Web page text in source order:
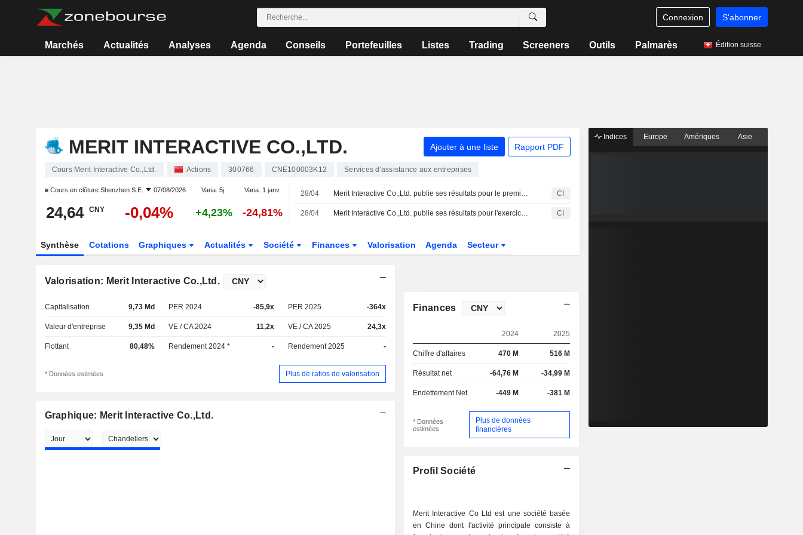
Connexion S'abonner
Marchés Actualités Analyses Agenda Conseils Portefeuilles Listes Trading Screeners Outils Palmarès Édition suisse
MERIT INTERACTIVE CO.,LTD. Ajouter à une liste Rapport PDF
Cours Merit Interactive Co.,Ltd. Actions 300766 CNE100003K12 Services d'assistance aux entreprises
Cours en clôture Shenzhen S.E. 07/08/2026 Varia. 5j. Varia. 1 janv.
24,64 CNY -0,04% +4,23% -24,81%
28/04 Merit Interactive Co.,Ltd. publie ses résultats pour le premier trimestre clos le 31 mars 2026 CI
28/04 Merit Interactive Co.,Ltd. publie ses résultats pour l'exercice clos le 31 décembre 2025 CI
Synthèse Cotations Graphiques Actualités Société Finances Valorisation Agenda Secteur
Valorisation: Merit Interactive Co.,Ltd.
Capitalisation 9,73 Md PER 2024 -85,9x PER 2025 -364x
Valeur d'entreprise 9,35 Md VE / CA 2024 11,2x VE / CA 2025 24,3x
Flottant 80,48% Rendement 2024 * - Rendement 2025 -
* Données estimées Plus de ratios de valorisation
Graphique: Merit Interactive Co.,Ltd.
Finances
2024 2025
Chiffre d'affaires 470 M 516 M
Résultat net -64,76 M -34,99 M
Endettement Net -449 M -381 M
* Données
estimées
Plus de données
financières
Profil Société
Merit Interactive Co Ltd est une société basée
en Chine dont l'activité principale consiste à
Indices Europe Amériques Asie